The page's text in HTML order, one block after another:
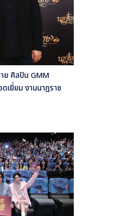
ย ศิลปิน GMM
เยี่ยม งานนาฏราช